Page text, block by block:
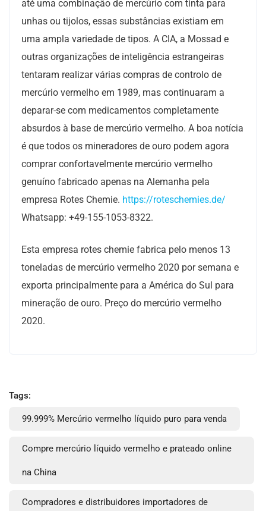
até uma combinação de mercúrio com tinta para
unhas ou tijolos, essas substâncias existiam em
uma ampla variedade de tipos. A CIA, a Mossad e
outras organizações de inteligência estrangeiras
tentaram realizar várias compras de controlo de
mercúrio vermelho em 1989, mas continuaram a
deparar-se com medicamentos completamente
absurdos à base de mercúrio vermelho. A boa notícia
é que todos os mineradores de ouro podem agora
comprar confortavelmente mercúrio vermelho
genuíno fabricado apenas na Alemanha pela
empresa Rotes Chemie. https://roteschemies.de/
Whatsapp: +49-155-1053-8322.
Esta empresa rotes chemie fabrica pelo menos 13
toneladas de mercúrio vermelho 2020 por semana e
exporta principalmente para a América do Sul para
mineração de ouro. Preço do mercúrio vermelho
2020.
Tags:
99.999% Mercúrio vermelho líquido puro para venda
Compre mercúrio líquido vermelho e prateado online
na China
Compradores e distribuidores importadores de